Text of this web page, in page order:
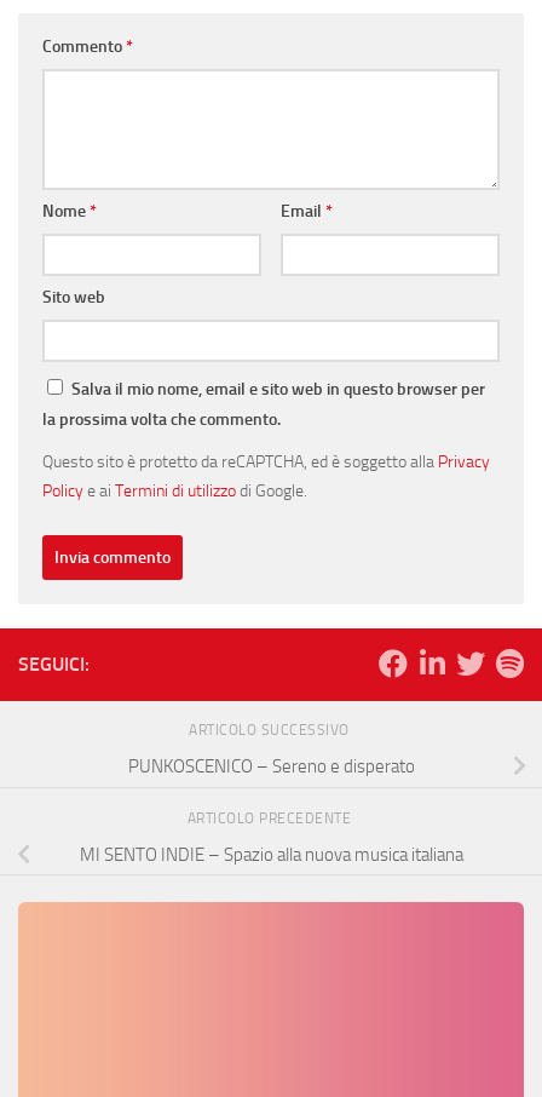
Commento*
Nome* Email *
Sito web
Salva il mio nome, email e sito web in questo browser per
la prossima volta che commento.
Questo sito è protetto da reCAPTCHA, ed è soggetto alla Privacy
Policye ai Termini di utilizzodi Google.
SEGUICI:
ARTICOLO SUCCESSIVO
PUNKOSCENICO – Sereno e disperato
ARTICOLO PRECEDENTE
MI SENTO INDIE – Spazio alla nuova musica italiana